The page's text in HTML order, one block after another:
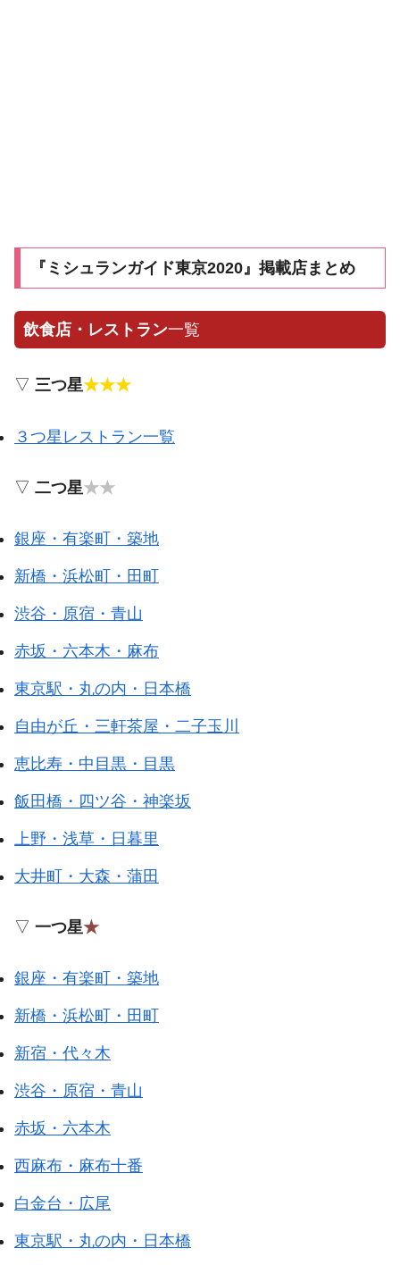
『ミシュランガイド東京2020』掲載店まとめ
飲食店・レストラン一覧
▽ 三つ星★★★
３つ星レストラン一覧
▽ 二つ星★★
銀座・有楽町・築地
新橋・浜松町・田町
渋谷・原宿・青山
赤坂・六本木・麻布
東京駅・丸の内・日本橋
自由が丘・三軒茶屋・二子玉川
恵比寿・中目黒・目黒
飯田橋・四ツ谷・神楽坂
上野・浅草・日暮里
大井町・大森・蒲田
▽ 一つ星★
銀座・有楽町・築地
新橋・浜松町・田町
新宿・代々木
渋谷・原宿・青山
赤坂・六本木
西麻布・麻布十番
白金台・広尾
東京駅・丸の内・日本橋